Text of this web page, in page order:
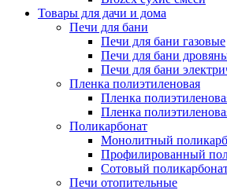
Товары для дачи и дома
Печи для бани
Печи для бани газовые
Печи для бани
Печи для бани
Пленка полиэтиленовая
Пленка
Пленка
Поликарбонат
Монолитный
Профилированный
Сотовый
Печи отопительные